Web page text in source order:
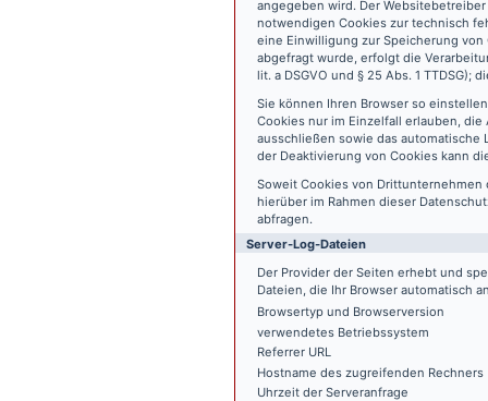
angegeben wird. Der
notwendigen Cookies zur technisch
eine Einwilligung zur Speicherung
abgefragt wurde, erfolgt die
lit. a DSGVO und § 25 Abs. 1
Sie können Ihren Browser so
Cookies nur im Einzelfall erlauben,
ausschließen sowie das automatische
der Deaktivierung von Cookies kann
Soweit Cookies von
hierüber im Rahmen dieser
abfragen.
Server-Log-Dateien
Der Provider der Seiten erhebt und
Dateien, die Ihr Browser automatisch
Browsertyp und Browserversion
verwendetes Betriebssystem
Referrer URL
Hostname des zugreifenden Rechners
Uhrzeit der Serveranfrage